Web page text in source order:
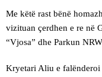
Me këtë rast bënë
vizituan çerdhen e re në
“Vjosa” dhe Parkun
Kryetari Aliu e falënderoi